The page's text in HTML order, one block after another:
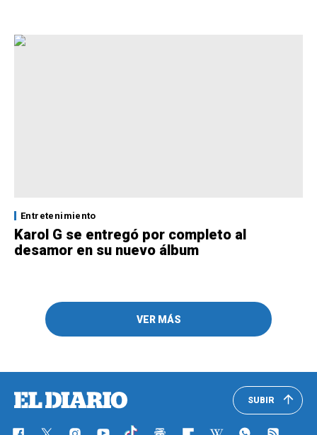
Entretenimiento
Karol G se entregó por completo al
desamor en su nuevo álbum
VER MÁS
SUBIR